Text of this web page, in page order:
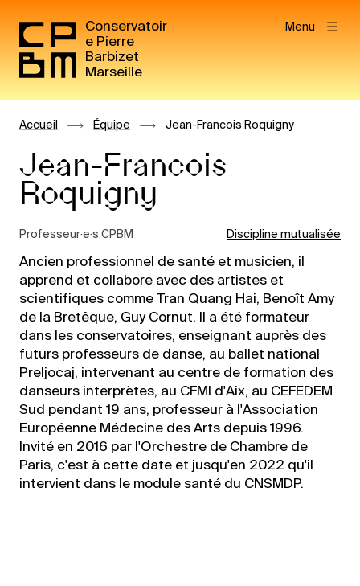
Conservatoir
e Pierre
Barbizet
Marseille
Menu
Accueil Équipe Jean-Francois Roquigny
Jean-Francois
Roquigny
Professeur·e·s CPBM Discipline mutualisée
Ancien professionnel de santé et musicien, il
apprend et collabore avec des artistes et
scientifiques comme Tran Quang Hai, Benoît Amy
de la Bretêque, Guy Cornut. Il a été formateur
dans les conservatoires, enseignant auprès des
futurs professeurs de danse, au ballet national
Preljocaj, intervenant au centre de formation des
danseurs interprètes, au CFMI d'Aix, au CEFEDEM
Sud pendant 19 ans, professeur à l'Association
Européenne Médecine des Arts depuis 1996.
Invité en 2016 par l'Orchestre de Chambre de
Paris, c'est à cette date et jusqu'en 2022 qu'il
intervient dans le module santé du CNSMDP.